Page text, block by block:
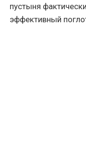
пустыня
эффективный